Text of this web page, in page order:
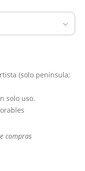
(solo península;
solo uso.
compras